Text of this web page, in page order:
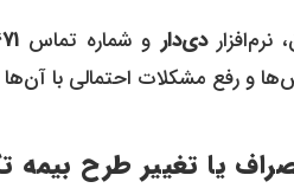
نرم‌افزاردی‌دار و شماره تماس
و رفع مشکلات احتمالی با آن‌ها
یا تغییر طرح